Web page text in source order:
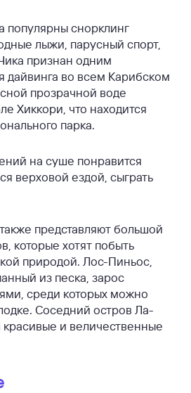
популярны снорклинг
лыжи, парусный спорт,
признан одним
дайвинга во всем Карибском
прозрачной воде
Хиккори, что находится
парка.
на суше понравится
верховой ездой, сыграть
представляют большой
которые хотят побыть
природой. Лос-Пиньос,
из песка, зарос
среди которых можно
Соседний остров Ла-
и величественные